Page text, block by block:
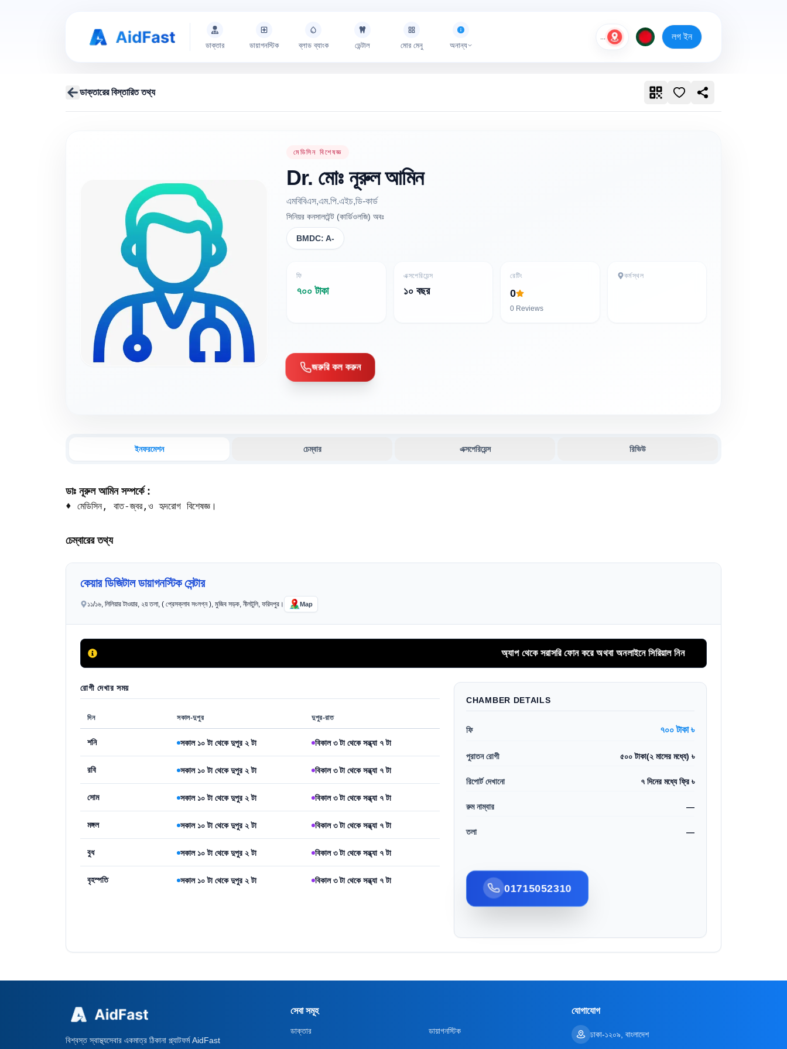
ডাক্তার ডায়াগনস্টিক ব্লাড ব্যাংক ডেন্টাল মোর মেনু অনান্য
লগ ইন
ডাক্তারের বিস্তারিত তথ্য
মেডিসিন বিশেষজ্ঞ
Dr. মোঃ নূরুলআমিন
এমবিবিএস,এম.পি.এইচ,ডি-কার্ড
সিনিয়র কনসালটেন্ট (কার্ডিওলজি) অবঃ
BMDC: A-
ফি
৭০০ টাকা
এক্সপেরিয়েন্স
১০ বছর
রেটিং
0
0 Reviews
কর্মস্থল
জরুরি কল করুন
ইনফরমেশন চেম্বার এক্সপেরিয়েন্স রিভিউ
ডাঃ নূরুল আমিন সম্পর্কে :
♦️ মেডিসিন, বাত-জ্বর,ও হৃদরোগ বিশেষজ্ঞ।
চেম্বারের তথ্য
কেয়ার ডিজিটাল ডায়াগনস্টিক সেন্টার
১১/১৬, লিলিয়ার টাওয়ার, ২য় তলা, ( প্রেসক্লাব সংলগ্ন ), মুজিব সড়ক, নীলটুলি, ফরিদপুর। Map
অ্যাপ থেকে সরাসরি ফোন করে অথবা অনলাইনে সিরিয়াল নিন
রোগী দেখার সময়
দিন সকাল-দুপুর দুপুর-রাত
শনি সকাল ১০ টা থেকে দুপুর ২ টা বিকাল ৩ টা থেকে সন্ধ্যা ৭ টা
রবি সকাল ১০ টা থেকে দুপুর ২ টা বিকাল ৩ টা থেকে সন্ধ্যা ৭ টা
সোম সকাল ১০ টা থেকে দুপুর ২ টা বিকাল ৩ টা থেকে সন্ধ্যা ৭ টা
মঙ্গল সকাল ১০ টা থেকে দুপুর ২ টা বিকাল ৩ টা থেকে সন্ধ্যা ৭ টা
বুধ সকাল ১০ টা থেকে দুপুর ২ টা বিকাল ৩ টা থেকে সন্ধ্যা ৭ টা
বৃহস্পতি সকাল ১০ টা থেকে দুপুর ২ টা বিকাল ৩ টা থেকে সন্ধ্যা ৭ টা
CHAMBER DETAILS
ফি ৭০০ টাকা ৳
পুরাতন রোগী ৫০০ টাকা(২ মাসের মধ্যে) ৳
রিপোর্ট দেখানো ৭ দিনের মধ্যে ফ্রি ৳
রুম নাম্বার —
তলা —
01715052310
বিশ্বস্ত স্বাস্থ্যসেবার একমাত্র ঠিকানা প্ল্যাটফর্ম AidFast
সেবা সমূহ
ডাক্তার ডায়াগনস্টিক
যোগাযোগ
ঢাকা-১২০৯, বাংলাদেশ